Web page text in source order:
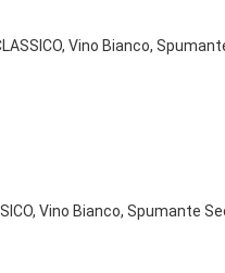
Vino Bianco,
Vino Bianco, Spumante